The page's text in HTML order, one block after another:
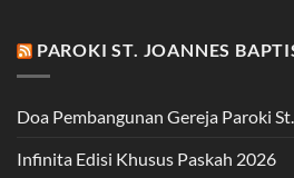
PAROKI ST. JOANNES
Doa Pembangunan Gereja Paroki
Infinita Edisi Khusus Paskah 2026